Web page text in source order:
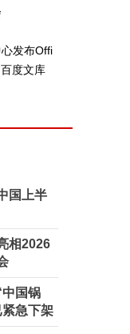
发布Offi
度文库
国上半
相2026
中国锅
急下架